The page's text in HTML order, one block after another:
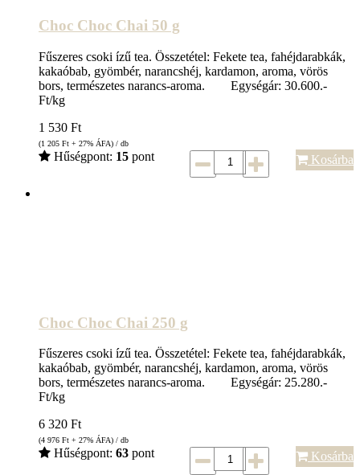
Choc Choc Chai 50 g
Fűszeres csoki ízű tea. Összetétel: Fekete tea, fahéjdarabkák,
kakaóbab, gyömbér, narancshéj, kardamon, aroma, vörös
bors, természetes narancs-aroma. Egységár: 30.600.-
Ft/kg
1 530 Ft
(1 205 Ft + 27% ÁFA) / db
Hűségpont: 15 pont Kosárba
Choc Choc Chai 250 g
Fűszeres csoki ízű tea. Összetétel: Fekete tea, fahéjdarabkák,
kakaóbab, gyömbér, narancshéj, kardamon, aroma, vörös
bors, természetes narancs-aroma. Egységár: 25.280.-
Ft/kg
6 320 Ft
(4 976 Ft + 27% ÁFA) / db
Hűségpont: 63 pont Kosárba